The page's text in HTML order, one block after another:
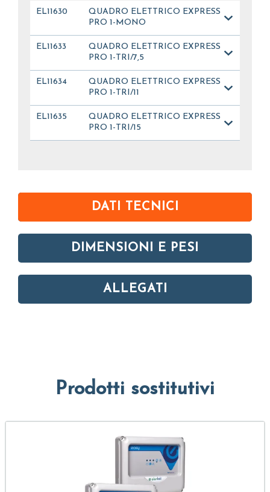
EL11630
QUADRO ELETTRICO EXPRESS
PRO 1-MONO
EL11633
QUADRO ELETTRICO EXPRESS
PRO 1-TRI/7,5
EL11634
QUADRO ELETTRICO EXPRESS
PRO 1-TRI/11
EL11635
QUADRO ELETTRICO EXPRESS
PRO 1-TRI/15
DATI TECNICI
DIMENSIONI E PESI
ALLEGATI
Prodotti sostitutivi